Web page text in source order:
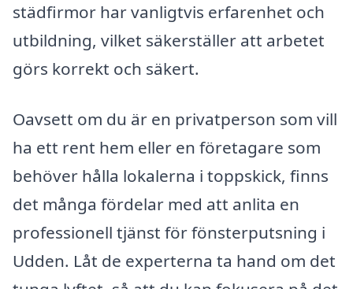
städfirmor har vanligtvis erfarenhet och
utbildning, vilket säkerställer att arbetet
görs korrekt och säkert.
Oavsett om du är en privatperson som vill
ha ett rent hem eller en företagare som
behöver hålla lokalerna i toppskick, finns
det många fördelar med att anlita en
professionell tjänst för fönsterputsning i
Udden. Låt de experterna ta hand om det